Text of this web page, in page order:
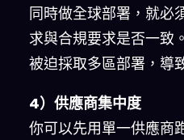
同時做全球部署，就必
求與合規要求是否一致
被迫採取多區部署，導
4）供應商集中度
你可以先用單一供應商